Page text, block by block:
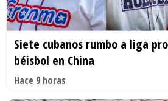
Siete cubanos rumbo a liga
béisbol en China
Hace 9 horas